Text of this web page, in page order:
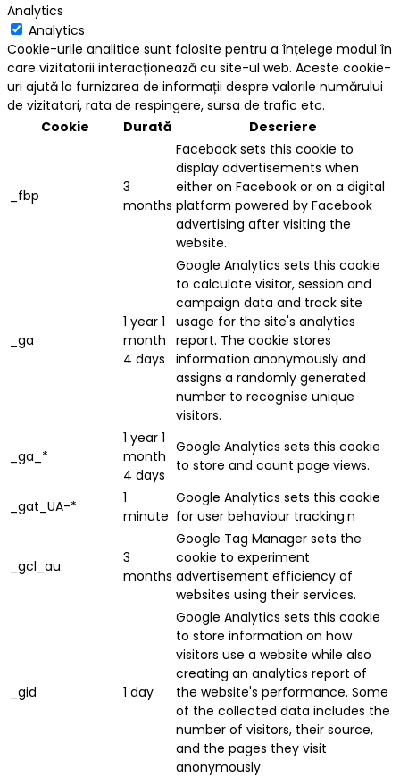
Analytics
Analytics
Cookie-urile analitice sunt folosite pentru a înțelege modul în
care vizitatorii interacționează cu site-ul web. Aceste cookie-
uri ajută la furnizarea de informații despre valorile numărului
de vizitatori, rata de respingere, sursa de trafic etc.
Cookie
Durată Descriere
_fbp
3
months
Facebook sets this cookie to
display advertisements when
either on Facebook or on a digital
platform powered by Facebook
advertising after visiting the
website.
_ga
1 year 1
month
4 days
Google Analytics sets this cookie
to calculate visitor, session and
campaign data and track site
usage for the site's analytics
report. The cookie stores
information anonymously and
assigns a randomly generated
number to recognise unique
visitors.
_ga_*
1 year 1
month
4 days
Google Analytics sets this cookie
to store and count page views.
_gat_UA-*
1
minute
Google Analytics sets this cookie
for user behaviour tracking.n
_gcl_au
3
months
Google Tag Manager sets the
cookie to experiment
advertisement efficiency of
websites using their services.
_gid 1 day
Google Analytics sets this cookie
to store information on how
visitors use a website while also
creating an analytics report of
the website's performance. Some
of the collected data includes the
number of visitors, their source,
and the pages they visit
anonymously.